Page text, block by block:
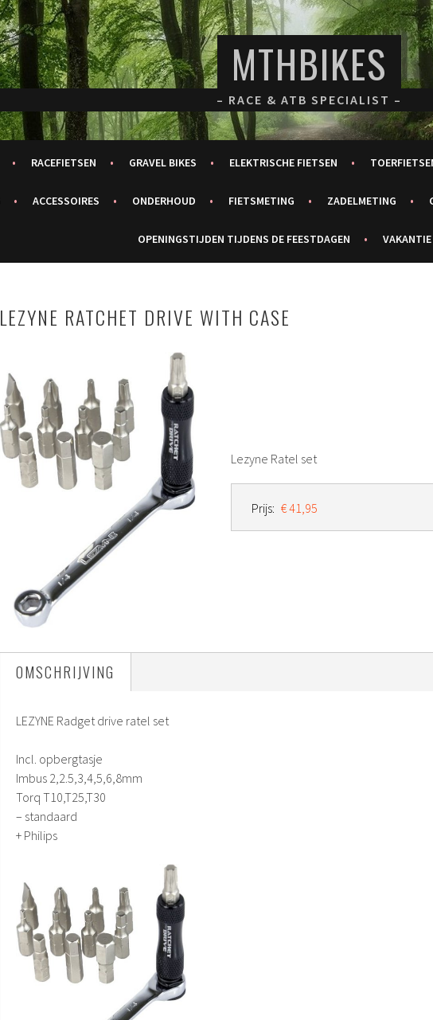
MTHBIKES
– RACE & ATB SPECIALIST –
RACEFIETSEN GRAVEL BIKES ELEKTRISCHE FIETSEN
ACCESSOIRES ONDERHOUD FIETSMETING ZADELMETING
OPENINGSTIJDEN TIJDENS DE FEESTDAGEN
LEZYNE RATCHET DRIVE WITH CASE
Lezyne Ratel set
Prijs: € 41,95
OMSCHRIJVING
LEZYNE Radget drive ratel set
Incl. opbergtasje
Imbus 2,2.5,3,4,5,6,8mm
Torq T10,T25,T30
– standaard
+ Philips